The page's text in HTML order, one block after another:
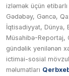
izləmək üçün
Gədəbəy, Gəncə,
İqtisadiyyat, Dünya,
Müsahibə-Reportaj,
gündəlik yenilənən
ictimai-sosial
məlumatları